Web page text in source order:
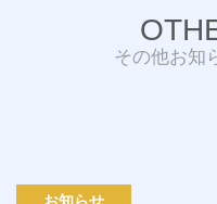
その他お知